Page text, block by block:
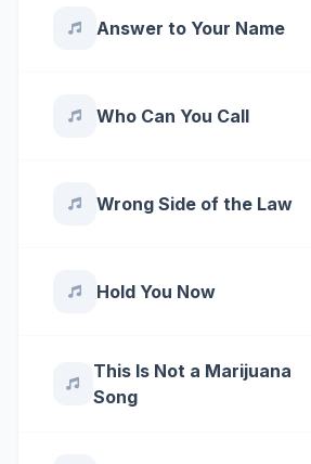
Answer to Your Name
Who Can You Call
Wrong Side of the Law
Hold You Now
This Is Not a Marijuana
Song